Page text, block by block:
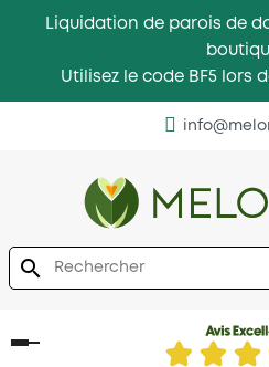
Liquidation de parois de
Utilisez le code BF5 lors
search
Basculer